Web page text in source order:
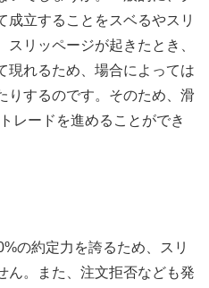
成立することをスベるやスリ
リッページが起きたとき、
現れるため、場合によっては
りするのです。そのため、滑
レードを進めることができ
の約定力を誇るため、スリ
ん。また、注文拒否なども発